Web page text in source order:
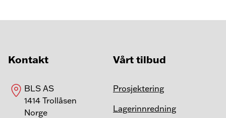
Kontakt
BLS AS
1414 Trollåsen
Norge
Vårt tilbud
Prosjektering
Lagerinnredning